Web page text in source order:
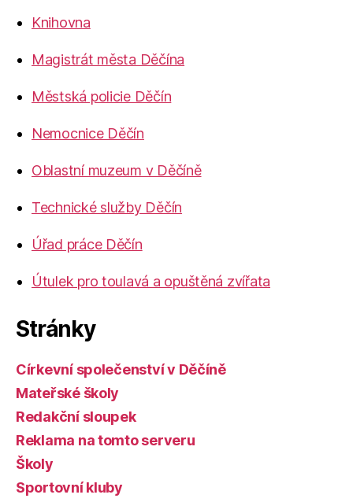
Knihovna
Magistrát města Děčína
Městská policie Děčín
Nemocnice Děčín
Oblastní muzeum v Děčíně
Technické služby Děčín
Úřad práce Děčín
Útulek pro toulavá a opuštěná zvířata
Stránky
Církevní společenství v Děčíně
Mateřské školy
Redakční sloupek
Reklama na tomto serveru
Školy
Sportovní kluby